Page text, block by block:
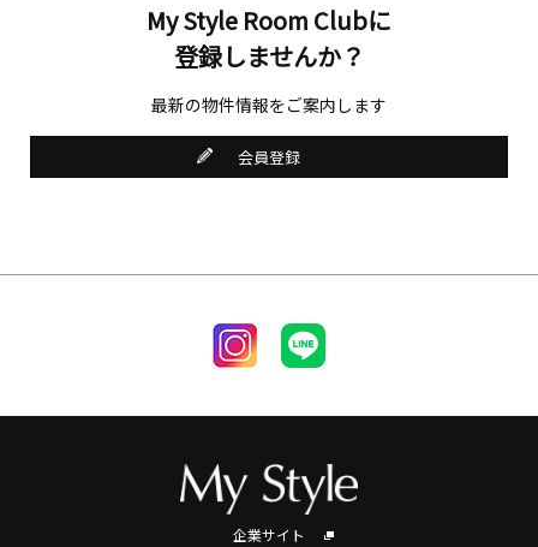
My Style Room Clubに
登録しませんか？
最新の物件情報をご案内します
会員登録
企業サイト